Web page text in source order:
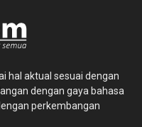
hal aktual sesuai dengan
dengan gaya bahasa
perkembangan